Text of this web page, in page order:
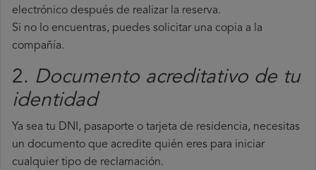
electrónico después de realizar la reserva.
Si no lo encuentras, puedes solicitar una copia a la
compañía.
2. Documento acreditativo de tu
identidad
Ya sea tu DNI, pasaporte o tarjeta de residencia, necesitas
un documento que acredite quién eres para iniciar
cualquier tipo de reclamación.